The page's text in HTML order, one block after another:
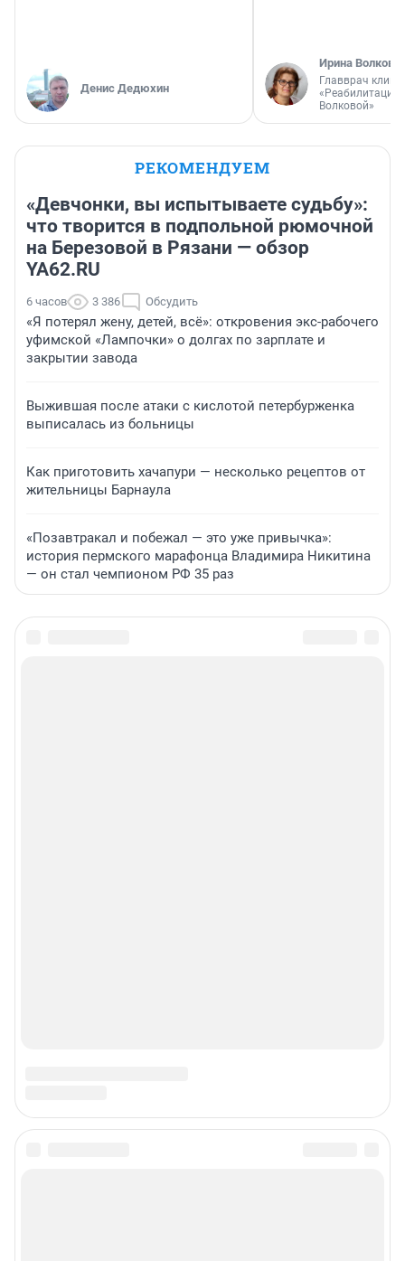
Денис Дедюхин
Ирина Волкова
Главврач
«Реабилитация
Волковой»
РЕКОМЕНДУЕМ
«Девчонки, вы испытываете судьбу»:
что творится в подпольной рюмочной
на Березовой в Рязани — обзор
YA62.RU
6 часов 3 386 Обсудить
«Я потерял жену, детей, всё»: откровения экс-рабочего
уфимской «Лампочки» о долгах по зарплате и
закрытии завода
Выжившая после атаки с кислотой петербурженка
выписалась из больницы
Как приготовить хачапури — несколько рецептов от
жительницы Барнаула
«Позавтракал и побежал — это уже привычка»:
история пермского марафонца Владимира Никитина
— он стал чемпионом РФ 35 раз